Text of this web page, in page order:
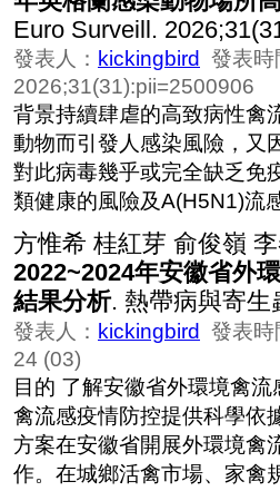
Euro Surveill.
發表人： kickingbird 發表時
2026;31(31):pii=2500906
背景持續肆虐的高致病性禽
動物而引發人感染風險，又
對此病毒幾乎或完全缺乏免
類健康的風險及A(H5N1)流
方惟希 桂紅芽 俞俊嶺
2022~2024年安徽省外
結果分析. 熱帶病與寄生
發表人： kickingbird 發表時
24 (03)
目的 了解安徽省外環境禽
禽流感疫情防控提供科學依
方案在安徽省開展外環境禽
作。在城鄉活禽市場、家禽